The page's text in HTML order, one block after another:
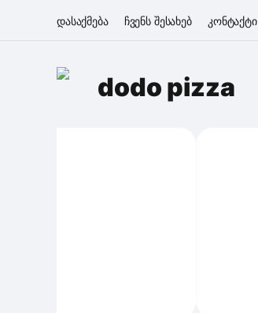
დასაქმება ჩვენს შესახებ კონტაქტი
dodo pizza